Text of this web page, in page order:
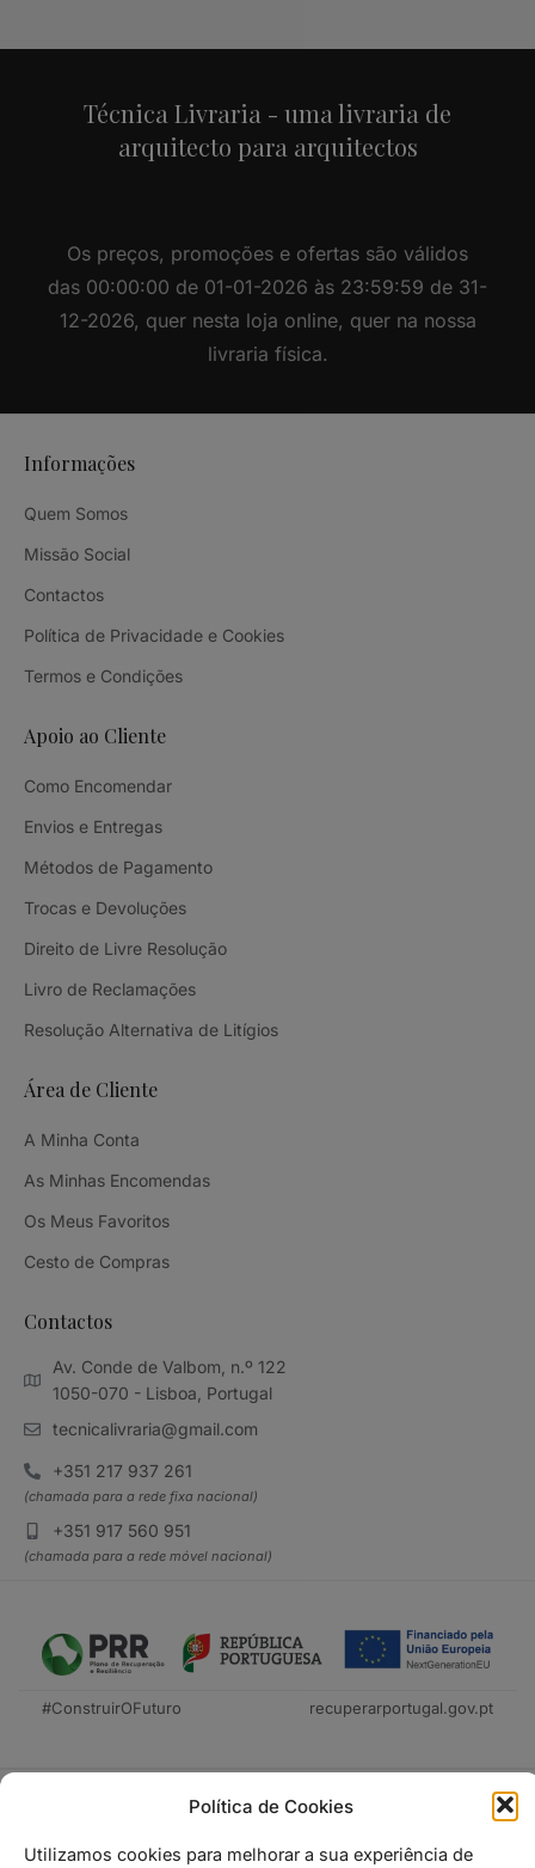
Política de Cookies
Utilizamos cookies para melhorar a sua experiência de
Técnica Livraria - uma livraria de
arquitecto para arquitectos
Os preços, promoções e ofertas são válidos
das 00:00:00 de 01-01-2026 às 23:59:59 de 31-
12-2026, quer nesta loja online, quer na nossa
livraria física.
Informações
Quem Somos
Missão Social
Contactos
Política de Privacidade e Cookies
Termos e Condições
Apoio ao Cliente
Como Encomendar
Envios e Entregas
Métodos de Pagamento
Trocas e Devoluções
Direito de Livre Resolução
Livro de Reclamações
Resolução Alternativa de Litígios
Área de Cliente
A Minha Conta
As Minhas Encomendas
Os Meus Favoritos
Cesto de Compras
Contactos
Av. Conde de Valbom, n.º 122
1050-070 - Lisboa, Portugal
tecnicalivraria@gmail.com
+351 217 937 261
(chamada para a rede fixa nacional)
+351 917 560 951
(chamada para a rede móvel nacional)
#ConstruirOFuturo recuperarportugal.gov.pt